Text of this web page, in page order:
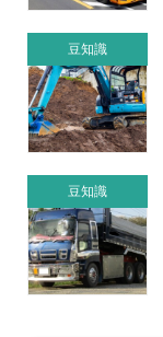
豆知識
豆知識